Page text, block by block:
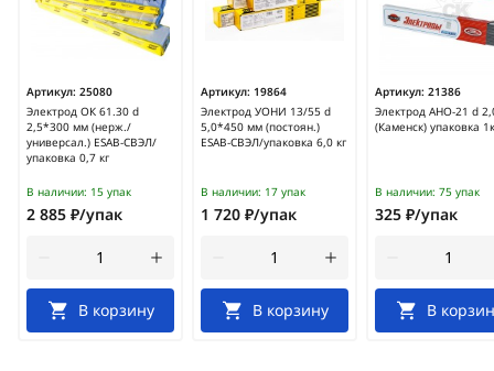
Артикул: 25080
Электрод ОК 61.30 d
2,5*300 мм (нерж./
универсал.) ESAB-СВЭЛ/
упаковка 0,7 кг
В наличии: 15 упак
2 885 ₽/упак
В корзину
Артикул: 19864
Электрод УОНИ 13/55 d
5,0*450 мм (постоян.)
ESAB-СВЭЛ/упаковка 6,0 кг
В наличии: 17 упак
1 720 ₽/упак
В корзину
Артикул: 21386
Электрод АНО-21 d
(Каменск) упаковка
В наличии: 75 упак
325 ₽/упак
В